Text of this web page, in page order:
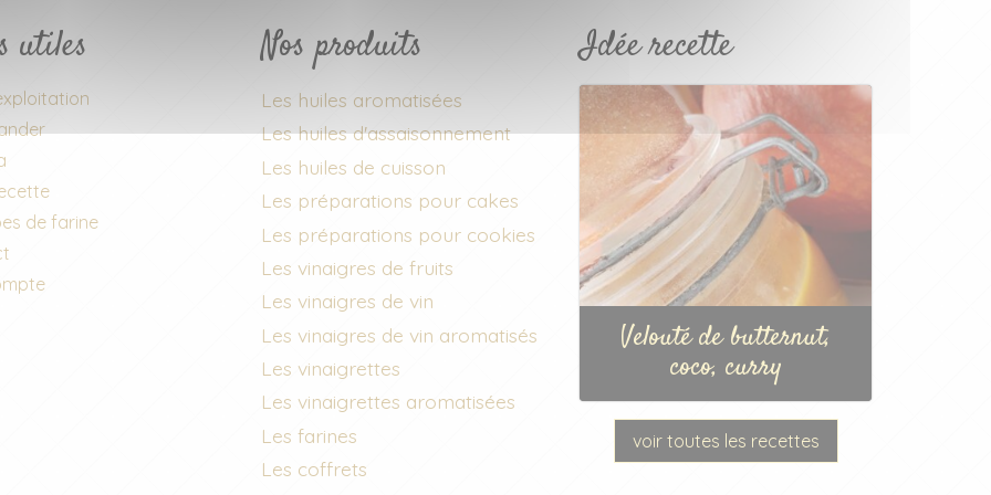
utiles
de farine
Nos produits
Les huiles aromatisées
Les huiles d'assaisonnement
Les huiles de cuisson
Les préparations pour cakes
Les préparations pour cookies
Les vinaigres de fruits
Les vinaigres de vin
Les vinaigres de vin aromatisés
Les vinaigrettes
Les vinaigrettes aromatisées
Les farines
Les coffrets
Idée recette
Velouté de butternut,
coco, curry
voir toutes les recettes